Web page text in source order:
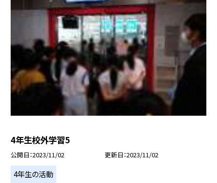
4年生校外学習5
公開日 2023/11/02 更新日 2023/11/02
4年生の活動